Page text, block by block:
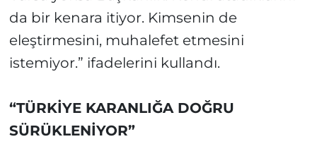
da bir kenara itiyor. Kimsenin de
eleştirmesini, muhalefet etmesini
istemiyor.” ifadelerini kullandı.
“TÜRKİYE KARANLIĞA DOĞRU
SÜRÜKLENİYOR”